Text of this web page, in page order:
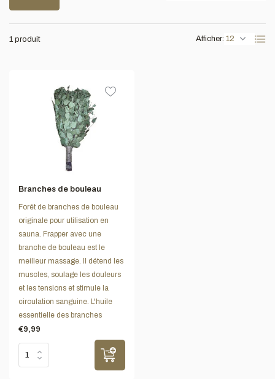
1 produit Afficher:
Branches de bouleau
Forêt de branches de bouleau
originale pour utilisation en
sauna. Frapper avec une
branche de bouleau est le
meilleur massage. Il détend les
muscles, soulage les douleurs
et les tensions et stimule la
circulation sanguine. L'huile
essentielle des branches
€9,99